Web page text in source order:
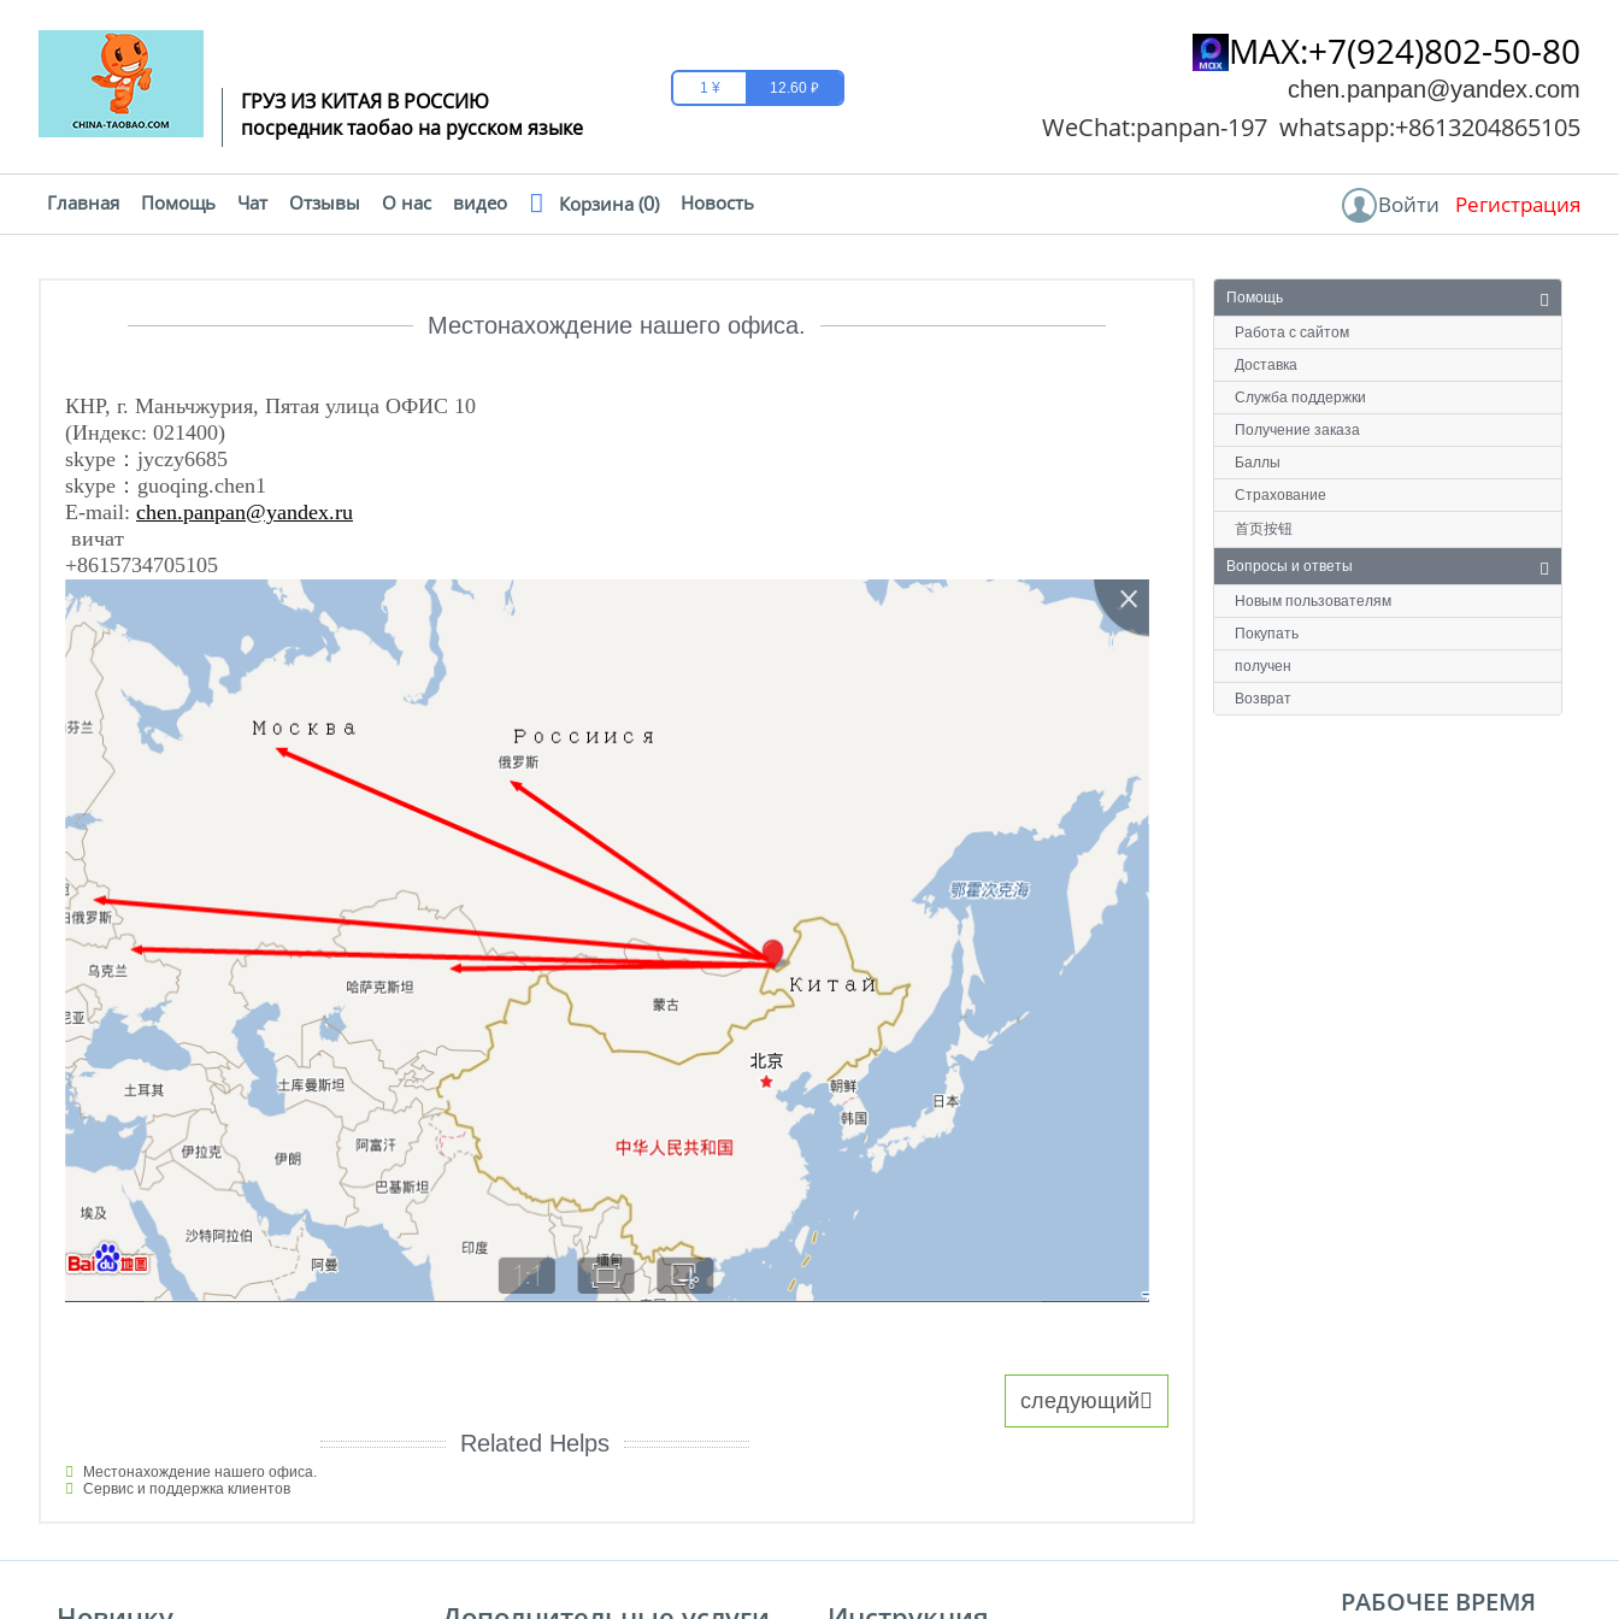
ГРУЗ ИЗ КИТАЯ В РОССИЮ
посредник таобао на русском языке
1 ¥ 12.60₽
MAX:+7(924)802-50-80
chen.panpan@yandex.com
WeChat:panpan-197 whatsapp:+8613204865105
Главная Помощь Чат Отзывы О нас видео Корзина (0) Новость Войти Регистрация
Помощь Главная Помощь
Местонахождение нашего офиса.
КНР, г. Маньчжурия, Пятая улица ОФИС 10
(Индекс: 021400)
skype ： jyczy6685
skype ： guoqing.chen1
E-mail: chen.panpan@yandex.ru
вичат
+8615734705105
следующий
Related Helps
Местонахождение нашего офиса.
Cервис и поддержка клиентов
Помощь
Работа с сайтом
Доставка
Служба поддержки
Получение заказа
Баллы
Страхование
首页按钮
Вопросы и ответы
Новым пользователям
Покупать
получен
Возврат
РАБОЧЕЕ ВРЕМЯ